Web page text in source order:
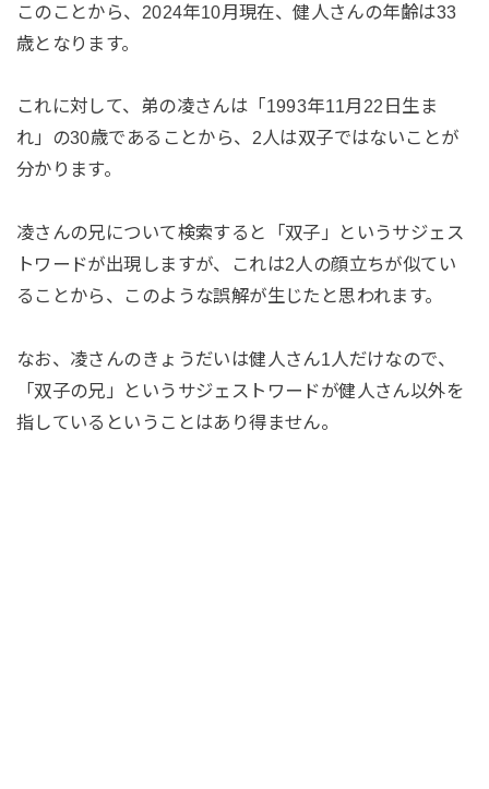
このことから、2024年10月現在、健人さんの年齢は33
歳となります。
これに対して、弟の凌さんは「1993年11月22日生ま
れ」の30歳であることから、2人は双子ではないことが
分かります。
凌さんの兄について検索すると「双子」というサジェス
トワードが出現しますが、これは2人の顔立ちが似てい
ることから、このような誤解が生じたと思われます。
なお、凌さんのきょうだいは健人さん1人だけなので、
「双子の兄」というサジェストワードが健人さん以外を
指しているということはあり得ません。